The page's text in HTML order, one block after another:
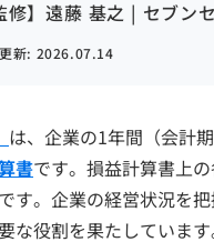
修】遠藤 基之 | セブン
新: 2026.07.14
は、企業の1年間（会計
書です。損益計算書上
す。企業の経営状況を
な役割を果たしています